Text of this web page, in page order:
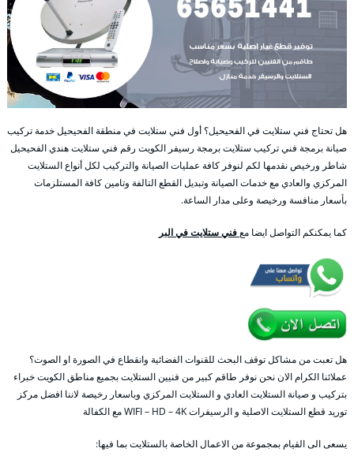
هل تحتاج فني ستلايت في الفحيحيل؟ أول فني ستلايت في منطقة الفحيحيل خدمة تركيب
صيانة برمجة فني تركيب ستلايت برمجة رسيفر الكويت رقم فني ستلايت هندي الفحيحيل
شاطر ورخيص نقدمها لكم لنوفر كافة عمليات الصيانة والتركيب لكل أنواع الستلايت
المركزي والعادي مع خدمات الصيانة وتبديل القطع التالفة وتامين كافة المستلزمات
بأسعار منافسة ورخيصة وعلى مدار الساعة.
كما يمكنكم التواصل ايضا معفني ستلايت في البر
هل تعبت من مشاكل توقف البحث للقنوات الفضائية وانقطاع في الصورة او الصوت؟
عملائنا الكرام الان نحن نوفر طاقم كبير من فنيين الستلايت بجميع مناطق الكويت خبراء
بتركيب و صيانة الستلايت العادي و الستلايت المركزي وباسعار رخيصة لاننا افضل مركز
توريد قطع الستلايت الاصلية و الرسيفرات WIFI – HD – 4K مع الكفالة
يسعى الى القيام بمجموعة من الاعمال الخاصة بالستلايت بما فيها: